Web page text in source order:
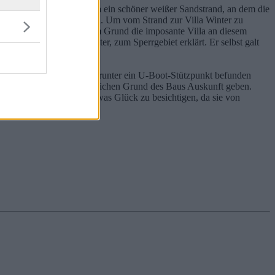
Nähe befindet sich ein schöner weißer Sandstrand, an dem die
Strand jedoch ideal. Um vom Strand zur Villa Winter zu
sagen, aus welchem Grund die imposante Villa an diesem
Ingenieur Gustav Winter, zum Sperrgebiet erklärt. Er selbst galt
war und sich darunter ein U-Boot-Stützpunkt befunden
über den wirklichen Grund des Baus Auskunft geben.
Fällen mit etwas Glück zu besichtigen, da sie von